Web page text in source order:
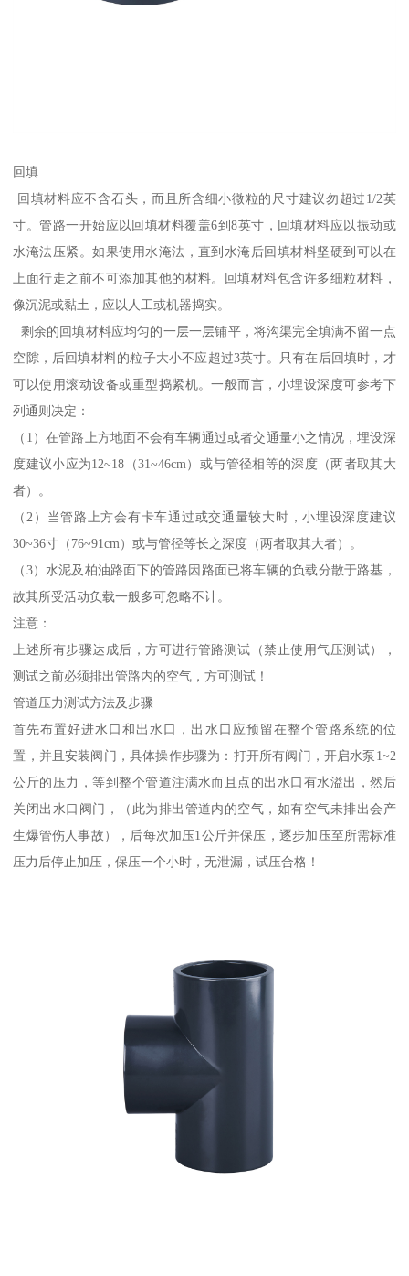
回填
回填材料应不含石头，而且所含细小微粒的尺寸建议勿超过1/2英
寸。管路一开始应以回填材料覆盖6到8英寸，回填材料应以振动或
水淹法压紧。如果使用水淹法，直到水淹后回填材料坚硬到可以在
上面行走之前不可添加其他的材料。回填材料包含许多细粒材料，
像沉泥或黏土，应以人工或机器捣实。
剩余的回填材料应均匀的一层一层铺平，将沟渠完全填满不留一点
空隙，后回填材料的粒子大小不应超过3英寸。只有在后回填时，才
可以使用滚动设备或重型捣紧机。一般而言，小埋设深度可参考下
列通则决定：
（1）在管路上方地面不会有车辆通过或者交通量小之情况，埋设深
度建议小应为12~18（31~46cm）或与管径相等的深度（两者取其大
者）。
（2）当管路上方会有卡车通过或交通量较大时，小埋设深度建议
30~36寸（76~91cm）或与管径等长之深度（两者取其大者）。
（3）水泥及柏油路面下的管路因路面已将车辆的负载分散于路基，
故其所受活动负载一般多可忽略不计。
注意：
上述所有步骤达成后，方可进行管路测试（禁止使用气压测试），
测试之前必须排出管路内的空气，方可测试！
管道压力测试方法及步骤
首先布置好进水口和出水口，出水口应预留在整个管路系统的位
置，并且安装阀门，具体操作步骤为：打开所有阀门，开启水泵1~2
公斤的压力，等到整个管道注满水而且点的出水口有水溢出，然后
关闭出水口阀门，（此为排出管道内的空气，如有空气未排出会产
生爆管伤人事故），后每次加压1公斤并保压，逐步加压至所需标准
压力后停止加压，保压一个小时，无泄漏，试压合格！